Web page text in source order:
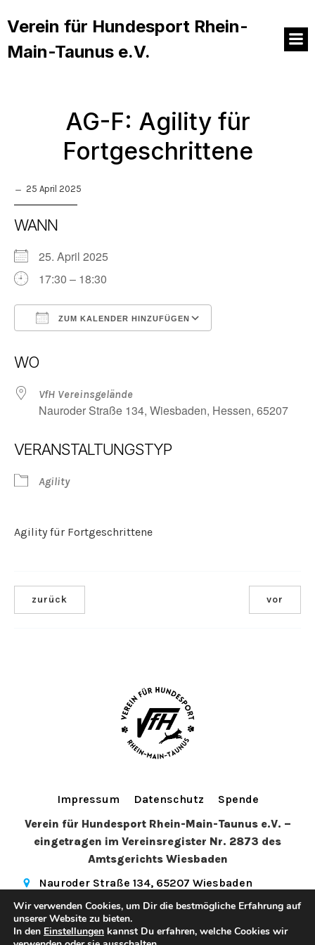
Verein für Hundesport Rhein-
Main-Taunus e.V.
AG-F: Agility für
Fortgeschrittene
25 April 2025
WANN
25. April 2025
17:30 – 18:30
ZUM KALENDER HINZUFÜGEN
WO
VfH Vereinsgelände
Nauroder Straße 134, Wiesbaden, Hessen, 65207
VERANSTALTUNGSTYP
Agility
Agility für Fortgeschrittene
zurück vor
Impressum Datenschutz
Spende
Verein für Hundesport Rhein-Main-Taunus e.V. –
eingetragen im Vereinsregister Nr. 2873 des
Amtsgerichts Wiesbaden
Nauroder Straße 134, 65207 Wiesbaden
(+49) 179 5081972
info@vfhwi.de
hundesport_wiesbaden
© 2026 Verein für Hundesport Rhein-Main-Taunus e.V.. Created
Wir verwenden Cookies, um Dir die bestmögliche Erfahrung auf
unserer Website zu bieten.
In den Einstellungen kannst Du erfahren, welche Cookies wir